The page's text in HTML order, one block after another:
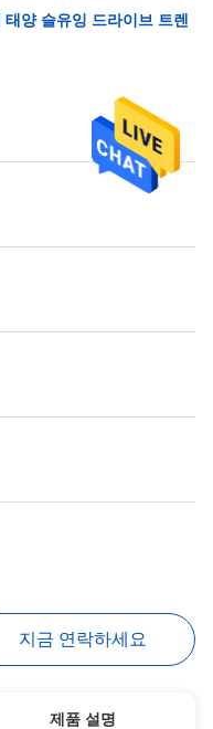
양 슬유잉 드라이브 트렌
지금 연락하세요
제품 설명